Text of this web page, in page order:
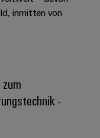
inmitten von
-